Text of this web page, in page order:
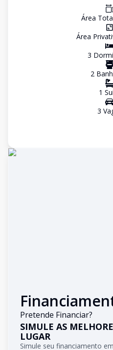
Área
Área
3
2
1
3
Pretende Financiar?
SIMULE AS
LUGAR
Simule seu financiamento